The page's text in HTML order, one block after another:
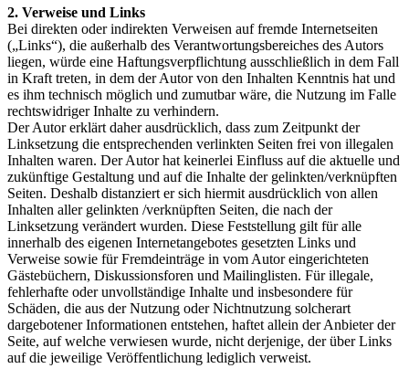
2. Verweise und Links
Bei direkten oder indirekten Verweisen auf fremde Internetseiten
(„Links“), die außerhalb des Verantwortungsbereiches des Autors
liegen, würde eine Haftungsverpflichtung ausschließlich in dem Fall
in Kraft treten, in dem der Autor von den Inhalten Kenntnis hat und
es ihm technisch möglich und zumutbar wäre, die Nutzung im Falle
rechtswidriger Inhalte zu verhindern.
Der Autor erklärt daher ausdrücklich, dass zum Zeitpunkt der
Linksetzung die entsprechenden verlinkten Seiten frei von illegalen
Inhalten waren. Der Autor hat keinerlei Einfluss auf die aktuelle und
zukünftige Gestaltung und auf die Inhalte der gelinkten/verknüpften
Seiten. Deshalb distanziert er sich hiermit ausdrücklich von allen
Inhalten aller gelinkten /verknüpften Seiten, die nach der
Linksetzung verändert wurden. Diese Feststellung gilt für alle
innerhalb des eigenen Internetangebotes gesetzten Links und
Verweise sowie für Fremdeinträge in vom Autor eingerichteten
Gästebüchern, Diskussionsforen und Mailinglisten. Für illegale,
fehlerhafte oder unvollständige Inhalte und insbesondere für
Schäden, die aus der Nutzung oder Nichtnutzung solcherart
dargebotener Informationen entstehen, haftet allein der Anbieter der
Seite, auf welche verwiesen wurde, nicht derjenige, der über Links
auf die jeweilige Veröffentlichung lediglich verweist.